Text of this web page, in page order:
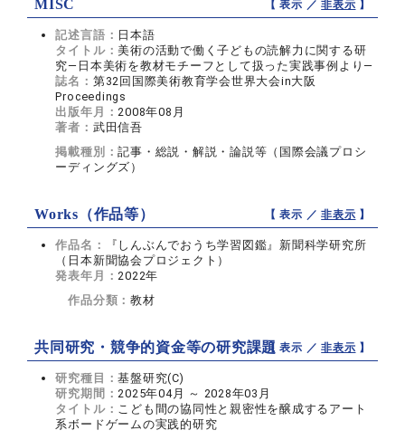
MISC 【 表示 ／非表示 】
記述言語： 日本語
タイトル：美術の活動で働く子どもの読解力に関する研
究―日本美術を教材モチーフとして扱った実践事例より―
誌名： 第32回国際美術教育学会世界大会in大阪
Proceedings
出版年月： 2008年08月
著者： 武田信吾
掲載種別：記事・総説・解説・論説等（国際会議プロシ
ーディングズ）
Works（作品等） 【 表示 ／非表示 】
作品名：
『しんぶんでおうち学習図鑑』新聞科学研究所
（日本新聞協会プロジェクト）
発表年月： 2022年
作品分類：教材
共同研究・競争的資金等の研究課題【 表示 ／非表示 】
研究種目：基盤研究(C)
研究期間： 2025年04月 ～ 2028年03月
タイトル： こども間の協同性と親密性を醸成するアート
系ボードゲームの実践的研究